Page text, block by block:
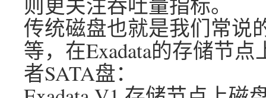
传统磁盘也就是我们常说
等，在Exadata的存储节
者SATA盘：